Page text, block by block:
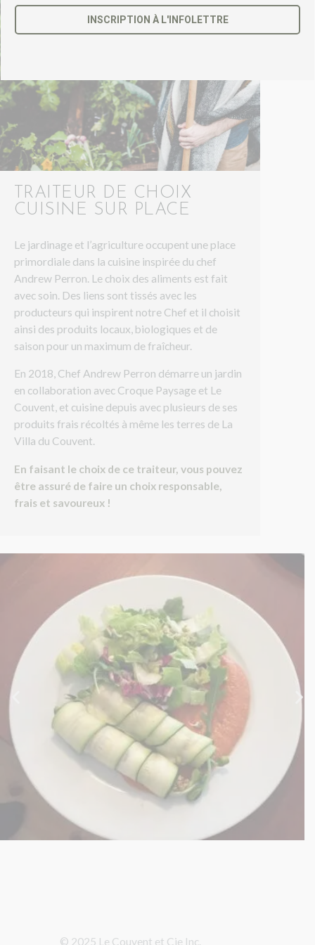
TRAITEUR DE CHOIX
CUISINE SUR PLACE
Le jardinage et l’agriculture occupent une place
primordiale dans la cuisine inspirée du chef
Andrew Perron. Le choix des aliments est fait
avec soin. Des liens sont tissés avec les
producteurs qui inspirent notre Chef et il choisit
ainsi des produits locaux, biologiques et de
saison pour un maximum de fraîcheur.
En 2018, Chef Andrew Perron démarre un jardin
en collaboration avec Croque Paysage et Le
Couvent, et cuisine depuis avec plusieurs de ses
produits frais récoltés à même les terres de La
Villa du Couvent.
En faisant le choix de ce traiteur, vous pouvez
être assuré de faire un choix responsable,
frais et savoureux !
© 2025 Le Couvent et Cie Inc.
INSCRIPTION À L'INFOLETTRE
c
h
p
d
v
r
a
i
ê
t
r
e
l
i
s
s
v
i
d
e